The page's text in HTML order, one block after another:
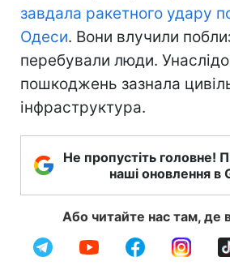
завдала ракетного удару
Одеси. Вони влучили
перебували люди.
пошкоджень зазнала
інфраструктура.
Не пропустіть головне!
наші оновлення в
Або читайте нас там, де